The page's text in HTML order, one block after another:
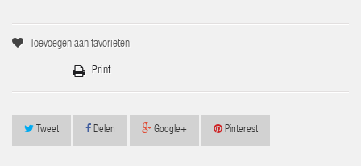
Toevoegen aan favorieten
Print
Tweet Delen Google+ Pinterest